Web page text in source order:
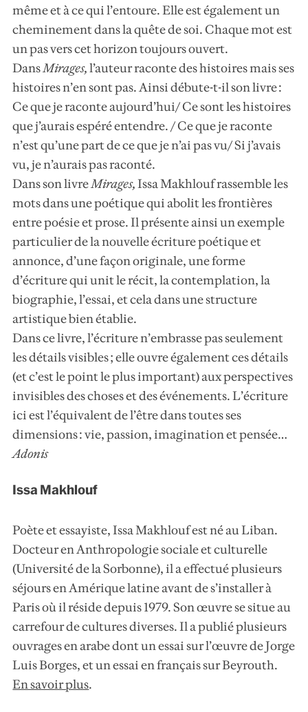
même et à ce qui l’entoure. Elle est également un
cheminement dans la quête de soi. Chaque mot est
un pas vers cet horizon toujours ouvert.
DansMirages,l’auteur raconte des histoires mais ses
histoires n’en sont pas. Ainsi débute-t-il son livre :
Ce que je raconte aujourd’hui/ Ce sont les histoires
que j’aurais espéré entendre. / Ce que je raconte
n’est qu’une part de ce que je n’ai pas vu/ Si j’avais
vu, je n’aurais pas raconté.
Dans son livreMirages,Issa Makhlouf rassemble les
mots dans une poétique qui abolit les frontières
entre poésie et prose. Il présente ainsi un exemple
particulier de la nouvelle écriture poétique et
annonce, d’une façon originale, une forme
d’écriture qui unit le récit, la contemplation, la
biographie, l’essai, et cela dans une structure
artistique bien établie.
Dans ce livre, l’écriture n’embrasse pas seulement
les détails visibles ; elle ouvre également ces détails
(et c’est le point le plus important) aux perspectives
invisibles des choses et des événements. L’écriture
ici est l’équivalent de l’être dans toutes ses
dimensions : vie, passion, imagination et pensée…
Adonis
Issa Makhlouf
Poète et essayiste, Issa Makhlouf est né au Liban.
Docteur en Anthropologie sociale et culturelle
(Université de la Sorbonne), il a effectué plusieurs
séjours en Amérique latine avant de s’installer à
Paris où il réside depuis 1979. Son œuvre se situe au
carrefour de cultures diverses. Il a publié plusieurs
ouvrages en arabe dont un essai sur l’œuvre de Jorge
Luis Borges, et un essai en français sur Beyrouth.
En savoir plus.